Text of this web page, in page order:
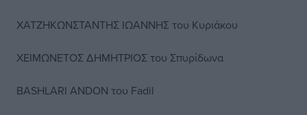
ΧΑΤΖΗΚΩΝΣΤΑΝΤΗΣ ΙΩΑΝΝΗΣ του Κυριάκου
ΧΕΙΜΩΝΕΤΟΣ ΔΗΜΗΤΡΙΟΣ του Σπυρίδωνα
BASHLARI ANDON του Fadil